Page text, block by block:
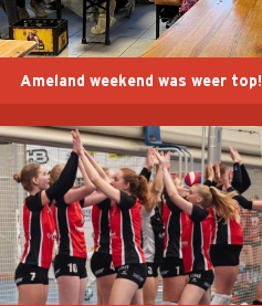
Ameland weekend was weer top!